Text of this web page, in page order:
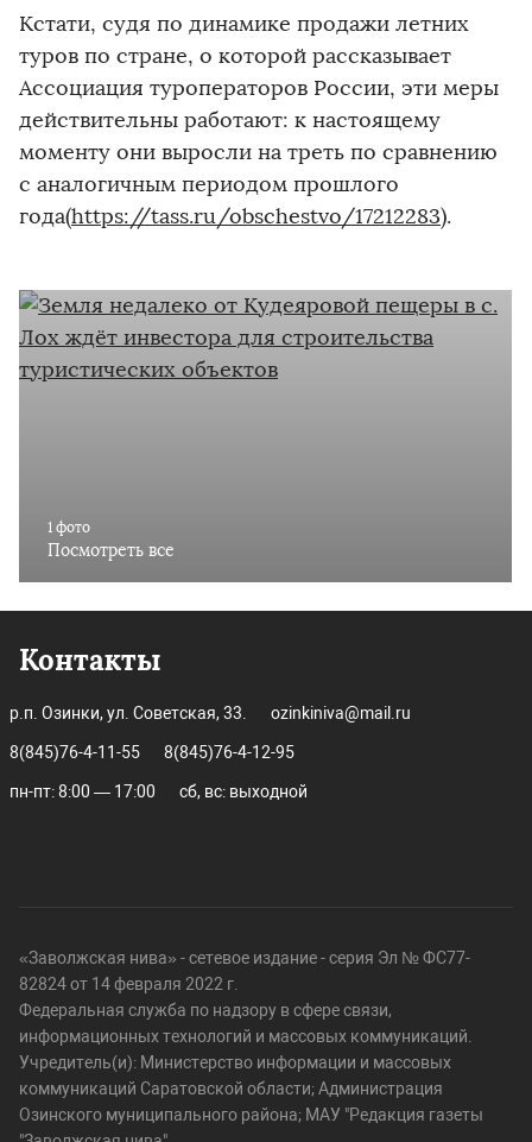
Кстати, судя по динамике продажи летних
туров по стране, о которой рассказывает
Ассоциация туроператоров России, эти меры
действительны работают: к настоящему
моменту они выросли на треть по сравнению
с аналогичным периодом прошлого
года(https://tass.ru/obschestvo/17212283).
1 фото
Посмотреть все
Контакты
р.п. Озинки, ул. Советская, 33. ozinkiniva@mail.ru
8(845)76-4-11-55 8(845)76-4-12-95
пн-пт: 8:00 — 17:00 сб, вс: выходной
«Заволжская нива» - сетевое издание - серия Эл № ФС77-
82824 от 14 февраля 2022 г.
Федеральная служба по надзору в сфере связи,
информационных технологий и массовых коммуникаций.
Учредитель(и): Министерство информации и массовых
коммуникаций Саратовской области; Администрация
Озинского муниципального района; МАУ "Редакция газеты